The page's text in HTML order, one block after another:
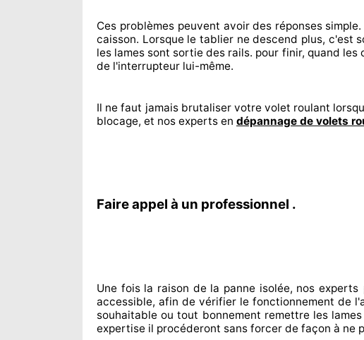
Ces problèmes peuvent avoir des réponsessimple.
caisson. Lorsque le tablier ne descend plus, c'est
les lames sont sortie des rails. pour finir, quand les
de l'interrupteur lui-même.
Il ne faut jamais brutaliservotre volet roulant
blocage, et nos experts en dépannage de volets
Faire appel à un professionnel .
Une fois la raison de la panne isolée, nos experts
accessible, afin de vérifier le fonctionnement de
souhaitable ou tout bonnement remettreles lames
expertise il procéderont sans forcer de façon à ne